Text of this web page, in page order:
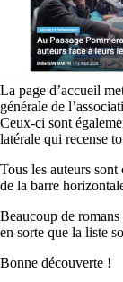
La page d’accueil
générale de
Ceux-ci sont
latérale qui recense
Tous les auteurs
de la barre
Beaucoup de
en sorte que la liste
Bonne découverte !